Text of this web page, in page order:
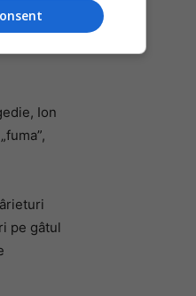
Ion
pe gâtul